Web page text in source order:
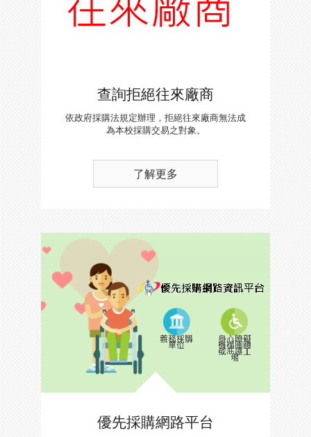
查詢拒絕往來廠商
依政府採購法規定辦理，拒絕往來廠商無法成
為本校採購交易之對象。
了解更多
優先採購網路平台